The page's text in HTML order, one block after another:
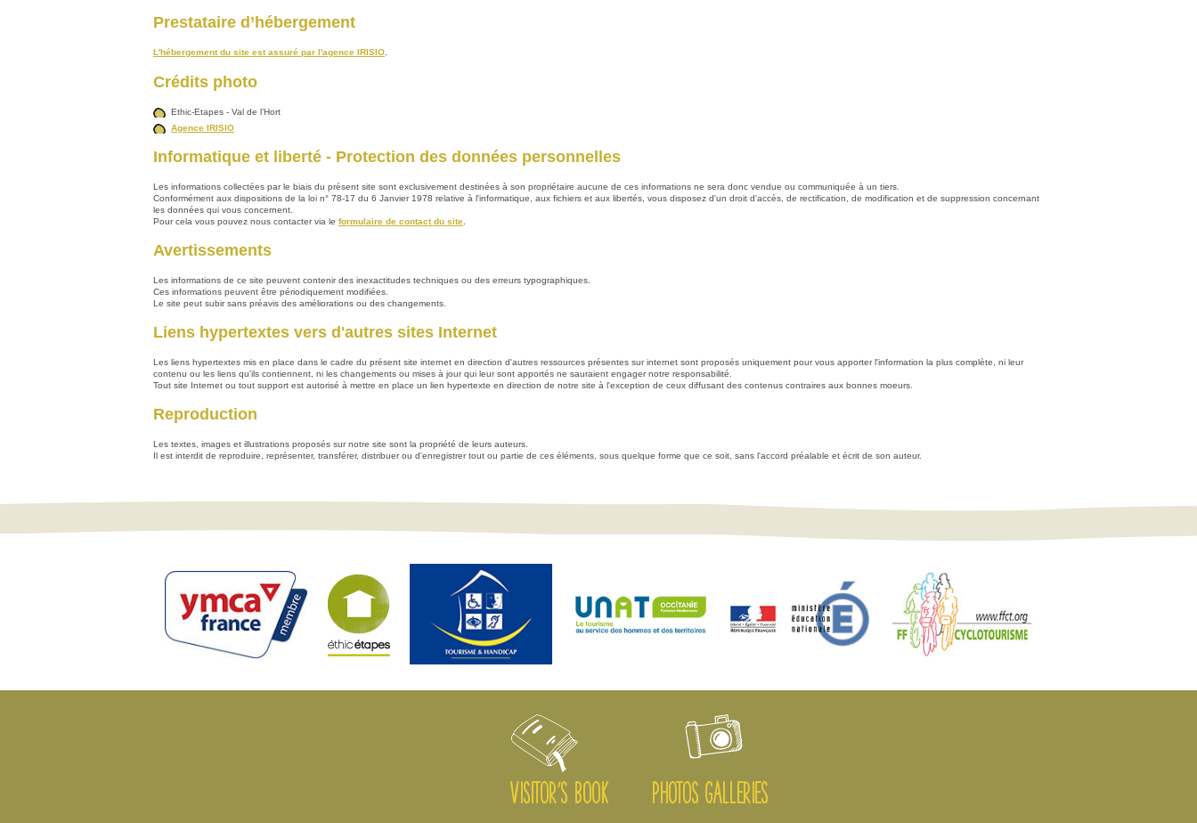
Prestataire d’hébergement
L'hébergement du site est assuré par l'agence IRISIO.
Crédits photo
Ethic-Etapes - Val de l’Hort
Agence IRISIO
Informatique et liberté - Protection des données personnelles
Les informations collectées par le biais du présent site sont exclusivement destinées à son propriétaire aucune de ces informations ne sera donc vendue ou communiquée à un tiers.
Conformément aux dispositions de la loi n° 78-17 du 6 Janvier 1978 relative à l'informatique, aux fichiers et aux libertés, vous disposez d'un droit d'accès, de rectification, de modification et de suppression concernant
les données qui vous concernent.
Pour cela vous pouvez nous contacter via le formulaire de contact du site
Avertissements
Les informations de ce site peuvent contenir des inexactitudes techniques ou des erreurs typographiques.
Ces informations peuvent être périodiquement modifiées.
Le site peut subir sans préavis des améliorations ou des changements.
Liens hypertextes vers d'autres sites Internet
Les liens hypertextes mis en place dans le cadre du présent site internet en direction d'autres ressources présentes sur internet sont proposés uniquement pour vous apporter l'information la plus complète, ni leur
contenu ou les liens qu'ils contiennent, ni les changements ou mises à jour qui leur sont apportés ne sauraient engager notre responsabilité.
Tout site Internet ou tout support est autorisé à mettre en place un lien hypertexte en direction de notre site à l'exception de ceux diffusant des contenus contraires aux bonnes moeurs.
Reproduction
Les textes, images et illustrations proposés sur notre site sont la propriété de leurs auteurs.
Il est interdit de reproduire, représenter, transférer, distribuer ou d'enregistrer tout ou partie de ces éléments, sous quelque forme que ce soit, sans l'accord préalable et écrit de son auteur.
VISITOR'S BOOK PHOTOS GALLERIES